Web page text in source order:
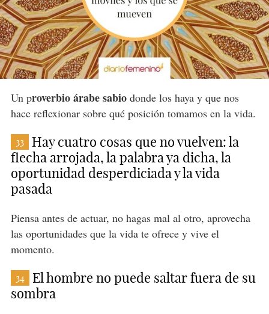
Un proverbio árabe sabiodonde los haya y que nos
hace reflexionar sobre qué posición tomamos en la vida.
33
Hay cuatro cosas que no vuelven: la
flecha arrojada, la palabra ya dicha, la
oportunidad desperdiciada y la vida
pasada
Piensa antes de actuar, no hagas mal al otro, aprovecha
las oportunidades que la vida te ofrece y vive el
momento.
34
El hombre no puede saltar fuera de su
sombra